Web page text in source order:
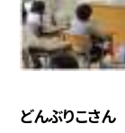
どんぶりこさん